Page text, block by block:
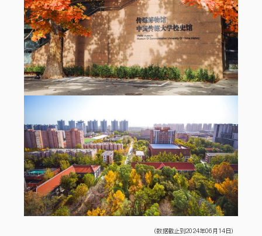
（数据截止到2024年06月14日）